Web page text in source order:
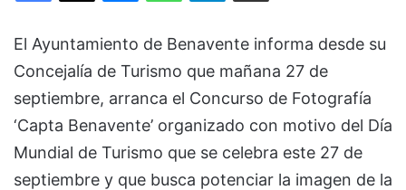
El Ayuntamiento de Benavente informa desde su
Concejalía de Turismo que mañana 27 de
septiembre, arranca el Concurso de Fotografía
‘Capta Benavente’ organizado con motivo del Día
Mundial de Turismo que se celebra este 27 de
septiembre y que busca potenciar la imagen de la